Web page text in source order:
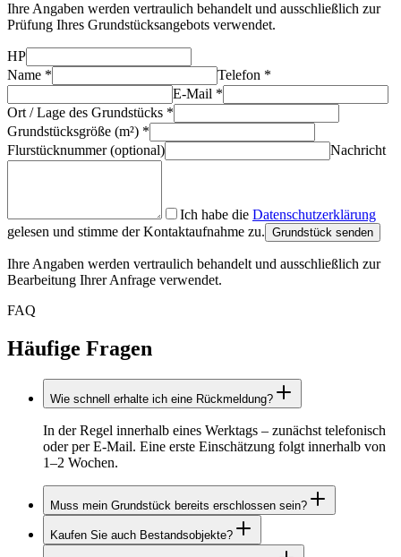
Ihre Angaben werden vertraulich behandelt und ausschließlich zur
Prüfung Ihres Grundstücksangebots verwendet.
HP
Name * Telefon *
E-Mail *
Ort / Lage des Grundstücks *
Grundstücksgröße (m²) *
Flurstücknummer (optional)
Nachricht
Ich habe die Datenschutzerklärung
gelesen und stimme der Kontaktaufnahme zu. Grundstück senden
Ihre Angaben werden vertraulich behandelt und ausschließlich zur
Bearbeitung Ihrer Anfrage verwendet.
FAQ
Häufige Fragen
Wie schnell erhalte ich eine Rückmeldung?
In der Regel innerhalb eines Werktags – zunächst telefonisch
oder per E-Mail. Eine erste Einschätzung folgt innerhalb von
1–2 Wochen.
Muss mein Grundstück bereits erschlossen sein?
Nein. Wir kaufen sowohl erschlossene als auch
unerschlossene Grundstücke an und übernehmen bei Bedarf
Kaufen Sie auch Bestandsobjekte?